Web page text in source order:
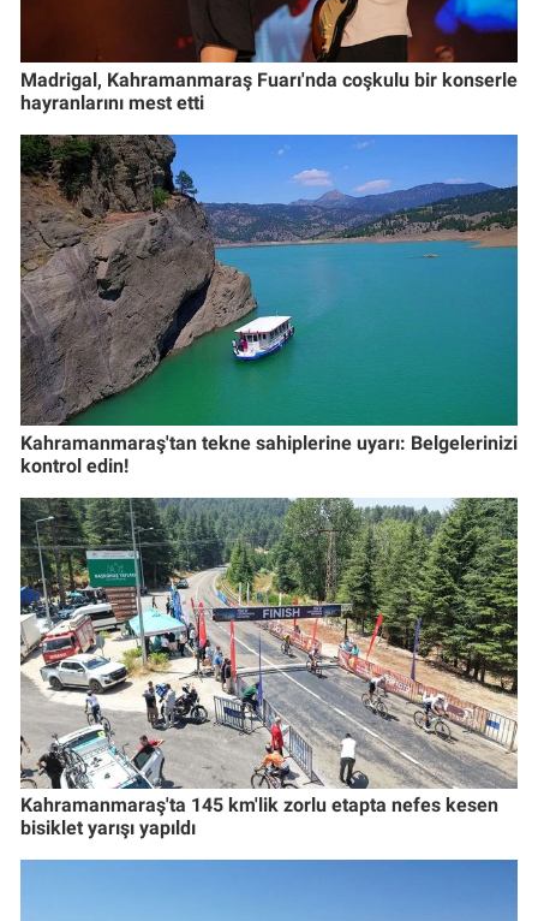
Madrigal, Kahramanmaraş Fuarı'nda coşkulu bir konserle
hayranlarını mest etti
Kahramanmaraş'tan tekne sahiplerine uyarı: Belgelerinizi
kontrol edin!
Kahramanmaraş'ta 145 km'lik zorlu etapta nefes kesen
bisiklet yarışı yapıldı